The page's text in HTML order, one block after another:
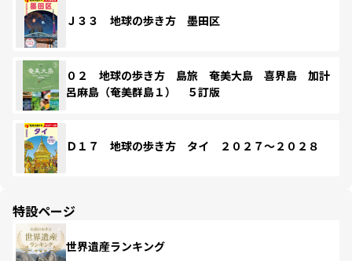
Ｊ３３ 地球の歩き方 墨田区
０２ 地球の歩き方 島旅 奄美大島 喜界島 加計
呂麻島（奄美群島１） ５訂版
Ｄ１７ 地球の歩き方 タイ ２０２７～２０２８
特設ページ
世界遺産ランキング